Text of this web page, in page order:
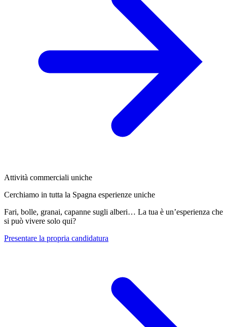
Attività commerciali uniche
Cerchiamo in tutta la Spagna esperienze uniche
Fari, bolle, granai, capanne sugli alberi… La tua è un’esperienza che
si può vivere solo qui?
Presentare la propria candidatura